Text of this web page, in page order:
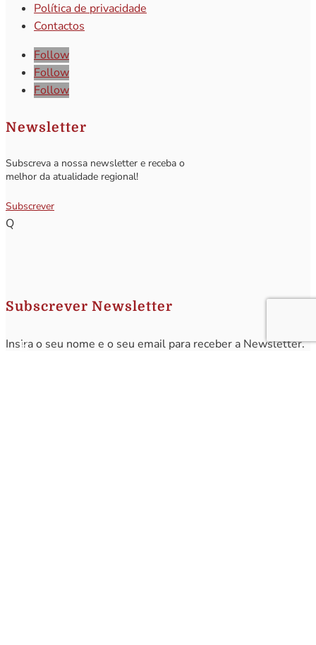
Política de privacidade
Contactos
Follow
Follow
Follow
Newsletter
Subscreva a nossa newsletter e receba o
melhor da atualidade regional!
Subscrever
Q
Subscrever Newsletter
Insira o seu nome e o seu email para receber a Newsletter.